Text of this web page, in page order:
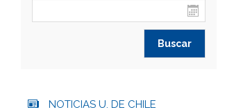
NOTICIAS U. DE CHILE